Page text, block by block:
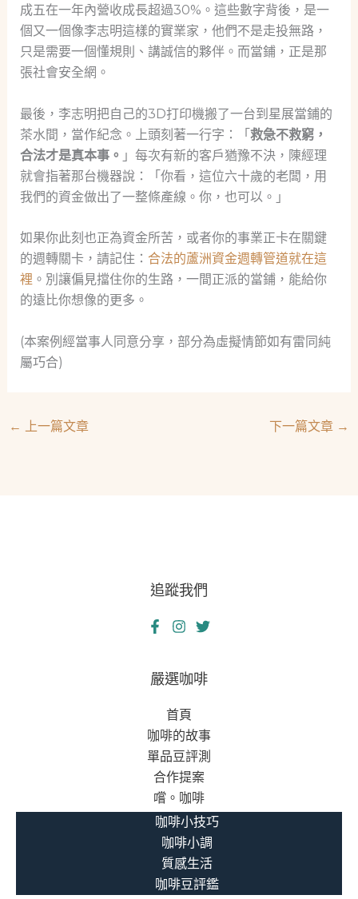
成五在一年內營收成長超過30%。這些數字背後，是一
個又一個像李志明這樣的實業家，他們不是走投無路，
只是需要一個懂規則、講誠信的夥伴。而當鋪，正是那
張社會安全網。
最後，李志明把自己的3D打印機搬了一台到星展當鋪的
茶水間，當作紀念。上頭刻著一行字：「 救急不救窮，
合法才是真本事。 」每次有新的客戶猶豫不決，陳經理
就會指著那台機器說：「你看，這位六十歲的老闆，用
我們的資金做出了一整條產線。你，也可以。」
如果你此刻也正為資金所苦，或者你的事業正卡在關鍵
的週轉關卡，請記住： 合法的蘆洲資金週轉管道就在這
裡 。別讓偏見擋住你的生路，一間正派的當鋪，能給你
的遠比你想像的更多。
(本案例經當事人同意分享，部分為虛擬情節如有雷同純
屬巧合)
← 上一篇文章 下一篇文章 →
追蹤我們
嚴選咖啡
首頁
咖啡的故事
單品豆評測
合作提案
嚐。咖啡
咖啡小技巧
咖啡小調
質感生活
咖啡豆評鑑